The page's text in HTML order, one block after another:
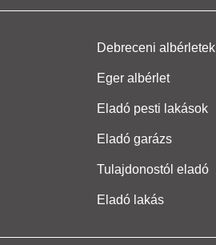
Debreceni albérletek
Eger albérlet
Eladó pesti lakások
Eladó garázs
Tulajdonostól eladó
Eladó lakás